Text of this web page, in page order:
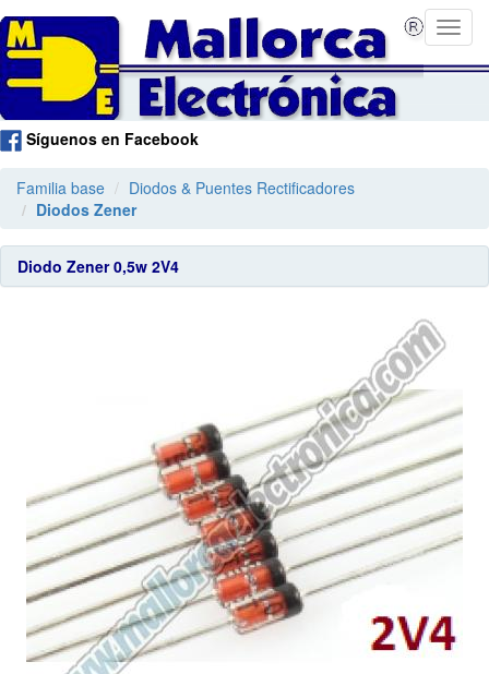
Síguenos en Facebook
Familia base
Diodos & Puentes Rectificadores
Diodos Zener
Diodo Zener 0,5w 2V4